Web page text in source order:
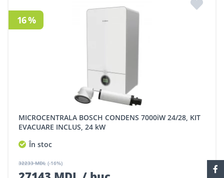
MICROCENTRALA BOSCH CONDENS 7000iW 24/28, KIT
EVACUARE INCLUS, 24 kW
În stoc
32233 MDL (-16%)
16 %